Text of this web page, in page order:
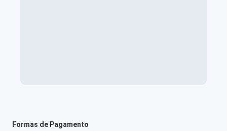
Formas de Pagamento